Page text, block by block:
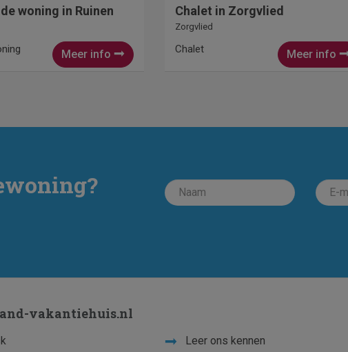
woning in Ruinen
Meer info
Chalet in Zorgvlied
Zorgvlied
Meer info
Chalet
vakantiehuis.nl
Leer ons kennen